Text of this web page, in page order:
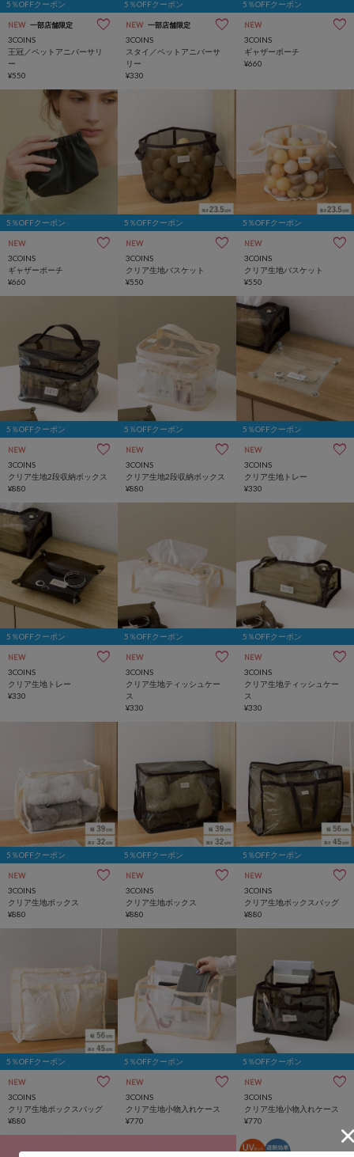
5％OFFクーポン
NEW 一部店舗限定
3COINS
王冠／ペットアニバーサリ
ー
¥550
5％OFFクーポン
NEW 一部店舗限定
3COINS
スタイ／ペットアニバーサ
リー
¥330
5％OFFクーポン
NEW
3COINS
ギャザーポーチ
¥660
5％OFFクーポン
NEW
3COINS
ギャザーポーチ
¥660
5％OFFクーポン
NEW
3COINS
クリア生地バスケット
¥550
5％OFFクーポン
NEW
3COINS
クリア生地バスケット
¥550
5％OFFクーポン
NEW
3COINS
クリア生地2段収納ボックス
¥880
5％OFFクーポン
NEW
3COINS
クリア生地2段収納ボックス
¥880
5％OFFクーポン
NEW
3COINS
クリア生地トレー
¥330
5％OFFクーポン
NEW
3COINS
クリア生地トレー
¥330
5％OFFクーポン
NEW
3COINS
クリア生地ティッシュケー
ス
¥330
5％OFFクーポン
NEW
3COINS
クリア生地ティッシュケー
ス
¥330
5％OFFクーポン
NEW
3COINS
クリア生地ボックス
¥880
5％OFFクーポン
NEW
3COINS
クリア生地ボックス
¥880
5％OFFクーポン
NEW
3COINS
クリア生地ボックスバッグ
¥880
5％OFFクーポン
NEW
3COINS
クリア生地ボックスバッグ
¥880
5％OFFクーポン
NEW
3COINS
クリア生地小物入れケース
¥770
5％OFFクーポン
NEW
3COINS
クリア生地小物入れケース
¥770